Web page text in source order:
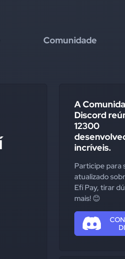
Comunidade
A
Discord
12300
incríveis.
Participe para
atualizado
Efí Pay, tirar
mais! 😊